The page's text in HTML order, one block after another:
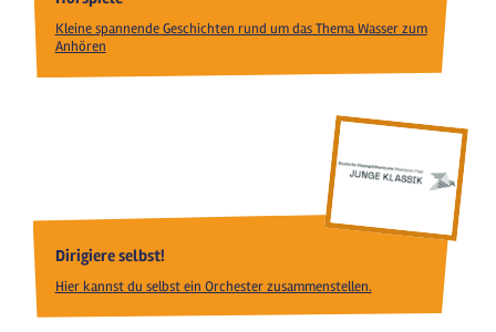
Kleine spannende Geschichten rund um das Thema Wasser zum
Anhören
Dirigiere selbst!
Hier kannst du selbst ein Orchester zusammenstellen.